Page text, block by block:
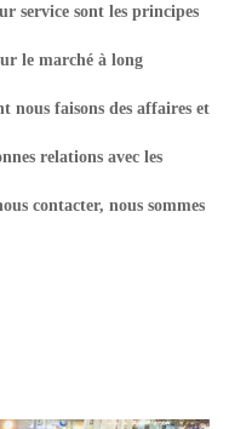
service sont les principes
le marché à long
nous faisons des affaires et
relations avec les
contacter, nous sommes